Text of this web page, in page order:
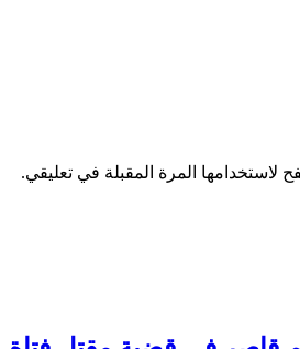
لاستخدامها المرة المقبلة في تعليقي.